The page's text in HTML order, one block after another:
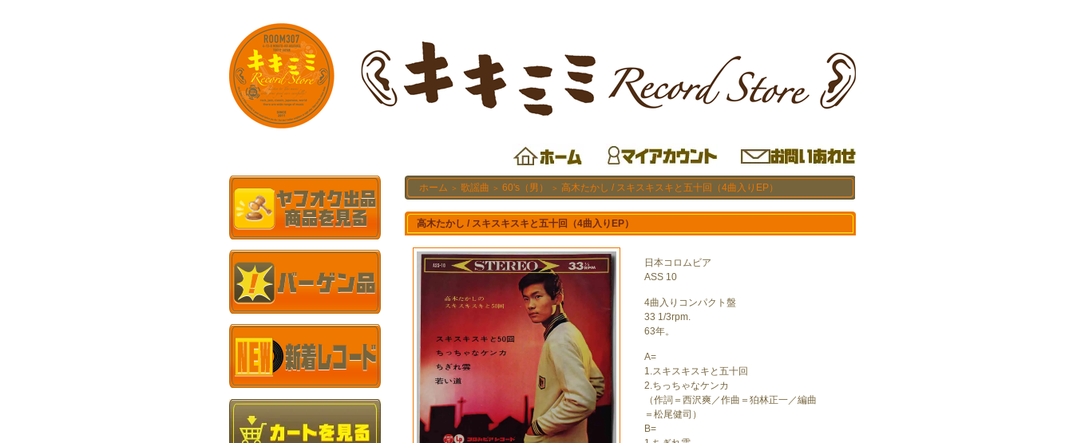
ホーム ＞ 歌謡曲 ＞ 60's（男） ＞ 高木たかし / スキスキスキと五十回（4曲入りEP）
高木たかし / スキスキスキと五十回（4曲入りEP）
日本コロムビア
ASS 10
4曲入りコンパクト盤
33 1/3rpm.
63年。
A=
1.スキスキスキと五十回
2.ちっちゃなケンカ
（作詞＝西沢爽／作曲＝狛林正一／編曲
＝松尾健司）
B=